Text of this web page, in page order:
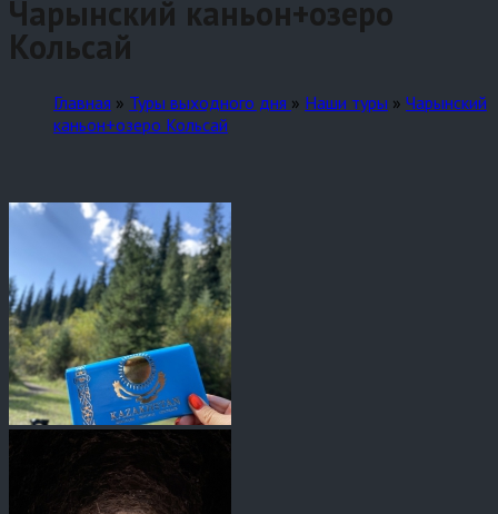
Чарынский каньон+озеро
Кольсай
Главная » Туры выходного дня » Наши туры » Чарынский
каньон+озеро Кольсай